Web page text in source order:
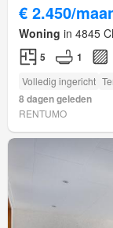
€ 2.450/
Woning in 4845
5 1
Volledig ingericht
8 dagen geleden
RENTUMO